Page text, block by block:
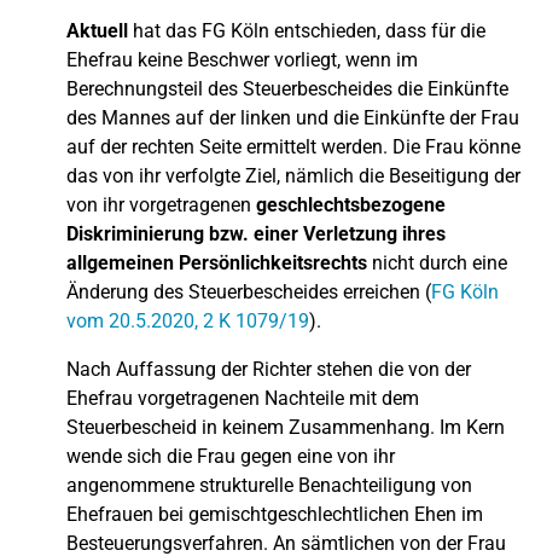
Aktuell hat das FG Köln entschieden, dass für die
Ehefrau keine Beschwer vorliegt, wenn im
Berechnungsteil des Steuerbescheides die Einkünfte
des Mannes auf der linken und die Einkünfte der Frau
auf der rechten Seite ermittelt werden. Die Frau könne
das von ihr verfolgte Ziel, nämlich die Beseitigung der
von ihr vorgetragenen geschlechtsbezogene
Diskriminierung bzw. einer Verletzung ihres
allgemeinen Persönlichkeitsrechts nicht durch eine
Änderung des Steuerbescheides erreichen (FG Köln
vom 20.5.2020, 2 K 1079/19).
Nach Auffassung der Richter stehen die von der
Ehefrau vorgetragenen Nachteile mit dem
Steuerbescheid in keinem Zusammenhang. Im Kern
wende sich die Frau gegen eine von ihr
angenommene strukturelle Benachteiligung von
Ehefrauen bei gemischtgeschlechtlichen Ehen im
Besteuerungsverfahren. An sämtlichen von der Frau